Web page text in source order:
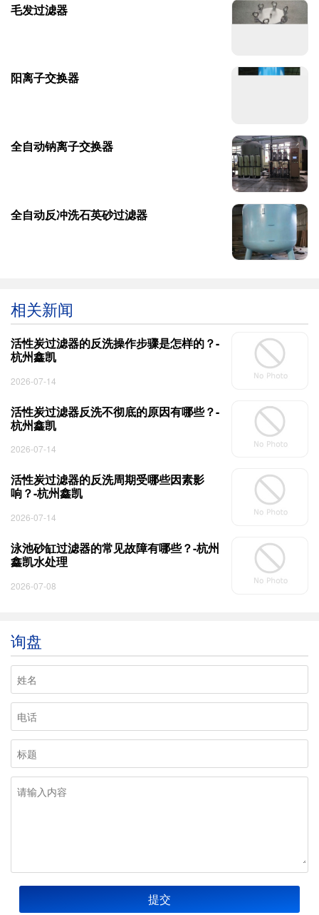
毛发过滤器
阳离子交换器
全自动钠离子交换器
全自动反冲洗石英砂过滤器
相关新闻
活性炭过滤器的反洗操作步骤是怎样的？-
杭州鑫凯
2026-07-14
活性炭过滤器反洗不彻底的原因有哪些？-
杭州鑫凯
2026-07-14
活性炭过滤器的反洗周期受哪些因素影
响？-杭州鑫凯
2026-07-14
泳池砂缸过滤器的常见故障有哪些？-杭州
鑫凯水处理
2026-07-08
询盘
提交